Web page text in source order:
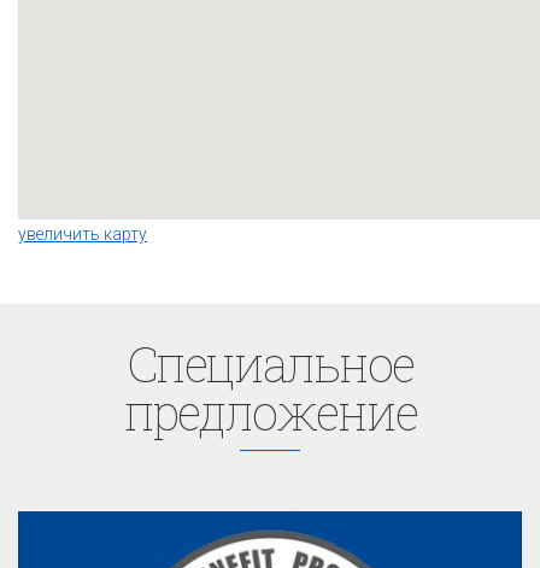
увеличить карту
Cпециaльное
предложение